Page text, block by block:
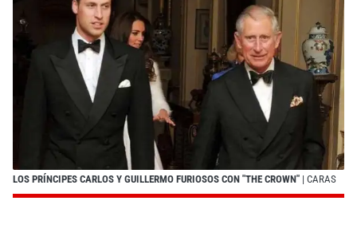
LOS PRÍNCIPES CARLOS Y GUILLERMO FURIOSOS CON "THE CROWN" | CARAS